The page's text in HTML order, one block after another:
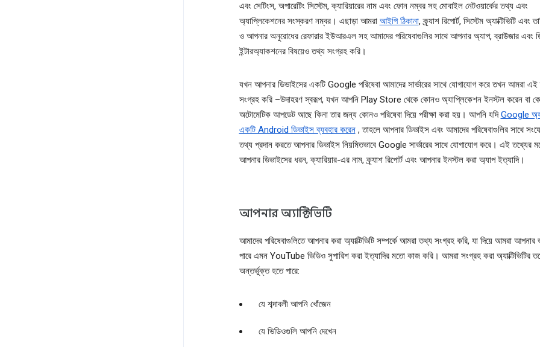
এবং সেটিংস, অপারেটিং সিস্টেম, ক্যারিয়ারের নাম এবং ফোন নম্বর সহ মোবাইল নেটওয়ার্কের তথ্য এবং
অ্যাপ্লিকেশনের সংস্করণ নম্বর। এছাড়া আমরা আইপি ঠিকানা, ক্র্যাশ রিপোর্ট, সিস্টেম অ্যাক্টিভিটি এবং
ও আপনার অনুরোধের রেফারার ইউআরএল সহ আমাদের পরিষেবাগুলির সাথে আপনার অ্যাপ, ব্রাউজার এবং
ইন্টারঅ্যাকশনের বিষয়েও তথ্য সংগ্রহ করি।
যখন আপনার ডিভাইসের একটি Google পরিষেবা আমাদের সার্ভারের সাথে যোগাযোগ করে তখন আমরা
সংগ্রহ করি –উদাহরণ স্বরূপ, যখন আপনি Play Store থেকে কোনও অ্যাপ্লিকেশন ইনস্টল করেন বা
অটোমেটিক আপডেট আছে কিনা তার জন্য কোনও পরিষেবা দিয়ে পরীক্ষা করা হয়। আপনি যদিGoogle
একটি Android ডিভাইস ব্যবহার করেন, তাহলে আপনার ডিভাইস এবং আমাদের পরিষেবাগুলির সাথে
তথ্য প্রদান করতে আপনার ডিভাইস নিয়মিতভাবে Google সার্ভারের সাথে যোগাযোগ করে। এই তথ্যের
আপনার ডিভাইসের ধরন, ক্যারিয়ার-এর নাম, ক্র্যাশ রিপোর্ট এবং আপনার ইনস্টল করা অ্যাপ ইত্যাদি।
আপনার অ্যাক্টিভিটি
আমাদের পরিষেবাগুলিতে আপনার করা অ্যাক্টিভিটি সম্পর্কে আমরা তথ্য সংগ্রহ করি, যা দিয়ে আমরা আপনার
পারে এমন YouTube ভিডিও সুপারিশ করা ইত্যাদির মতো কাজ করি। আমরা সংগ্রহ করা অ্যাক্টিভিটির
অন্তর্ভুক্ত হতে পারে:
যে শব্দাবলী আপনি খোঁজেন
যে ভিডিওগুলি আপনি দেখেন